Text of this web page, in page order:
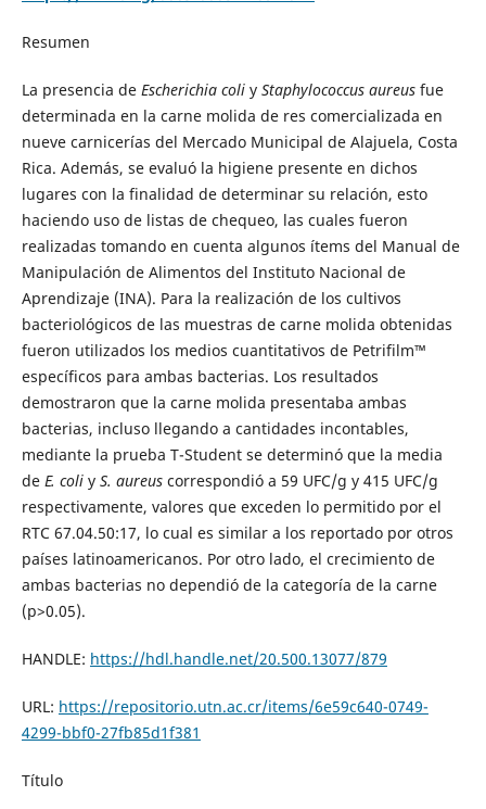
Resumen
La presencia de Escherichia coliy Staphylococcus aureusfue
determinada en la carne molida de res comercializada en
nueve carnicerías del Mercado Municipal de Alajuela, Costa
Rica. Además, se evaluó la higiene presente en dichos
lugares con la finalidad de determinar su relación, esto
haciendo uso de listas de chequeo, las cuales fueron
realizadas tomando en cuenta algunos ítems del Manual de
Manipulación de Alimentos del Instituto Nacional de
Aprendizaje (INA). Para la realización de los cultivos
bacteriológicos de las muestras de carne molida obtenidas
fueron utilizados los medios cuantitativos de Petrifilm™
específicos para ambas bacterias. Los resultados
demostraron que la carne molida presentaba ambas
bacterias, incluso llegando a cantidades incontables,
mediante la prueba T-Student se determinó que la media
de E. coliy S. aureuscorrespondió a 59 UFC/g y 415 UFC/g
respectivamente, valores que exceden lo permitido por el
RTC 67.04.50:17, lo cual es similar a los reportado por otros
países latinoamericanos. Por otro lado, el crecimiento de
ambas bacterias no dependió de la categoría de la carne
(p>0.05).
HANDLE: https://hdl.handle.net/20.500.13077/879
URL: https://repositorio.utn.ac.cr/items/6e59c640-0749-
4299-bbf0-27fb85d1f381
Título